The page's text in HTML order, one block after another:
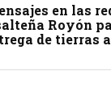
en las
Royón
de tierras a